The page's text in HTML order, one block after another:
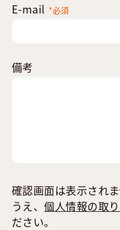
E-mail *必須
備考
確認画面は表示され
うえ、個人情報の取
ださい。